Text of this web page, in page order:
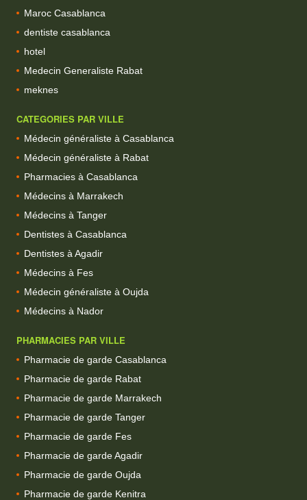
Maroc Casablanca
dentiste casablanca
hotel
Medecin Generaliste Rabat
meknes
CATEGORIES PAR VILLE
Médecin généraliste à Casablanca
Médecin généraliste à Rabat
Pharmacies à Casablanca
Médecins à Marrakech
Médecins à Tanger
Dentistes à Casablanca
Dentistes à Agadir
Médecins à Fes
Médecin généraliste à Oujda
Médecins à Nador
PHARMACIES PAR VILLE
Pharmacie de garde Casablanca
Pharmacie de garde Rabat
Pharmacie de garde Marrakech
Pharmacie de garde Tanger
Pharmacie de garde Fes
Pharmacie de garde Agadir
Pharmacie de garde Oujda
Pharmacie de garde Kenitra